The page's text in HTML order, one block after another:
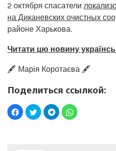
2 октября спасатели
на Диканевских очистных
районе Харькова.
Читати цю новину
🖋️ Марія Коротаєва 🖋️
Поделиться ссылкой: